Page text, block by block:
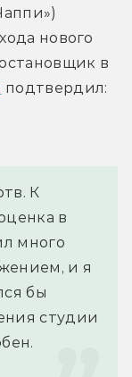
нового
в
подтвердил:
К
в
много
и я
бы
студии